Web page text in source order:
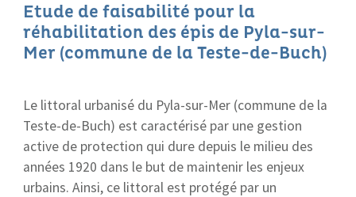
Etude de faisabilité pour la
réhabilitation des épis de Pyla-sur-
Mer (commune de la Teste-de-Buch)
Le littoral urbanisé du Pyla-sur-Mer (commune de la
Teste-de-Buch) est caractérisé par une gestion
active de protection qui dure depuis le milieu des
années 1920 dans le but de maintenir les enjeux
urbains. Ainsi, ce littoral est protégé par un